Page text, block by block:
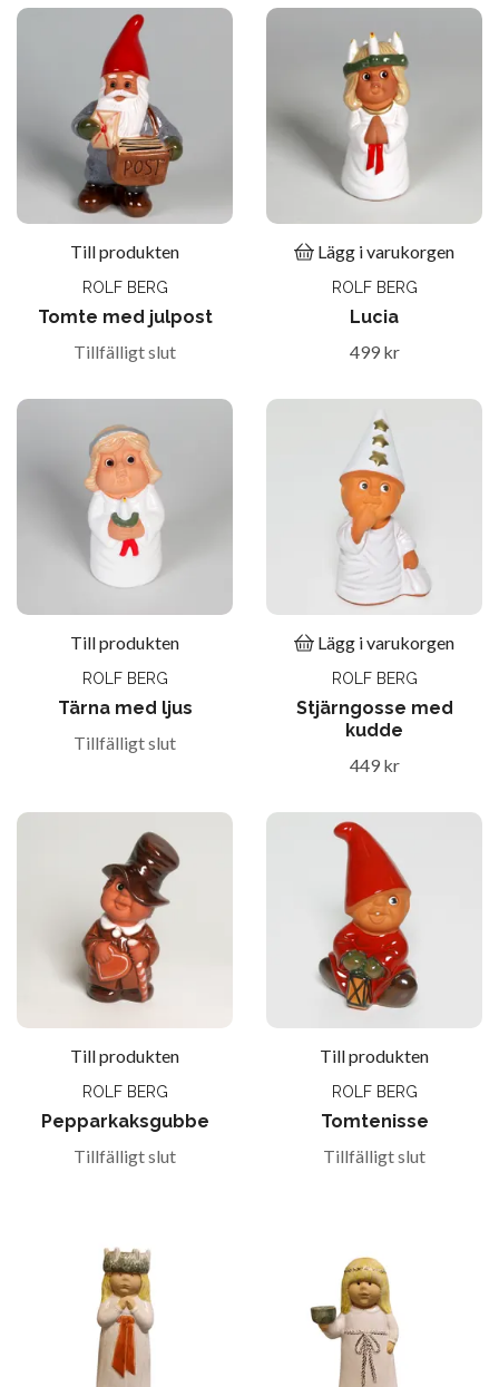
Till produkten
ROLF BERG
Tomte med julpost
Tillfälligt slut
Lägg i varukorgen
ROLF BERG
Lucia
499 kr
Till produkten
ROLF BERG
Tärna med ljus
Tillfälligt slut
Lägg i varukorgen
ROLF BERG
Stjärngosse med
kudde
449 kr
Till produkten
ROLF BERG
Pepparkaksgubbe
Tillfälligt slut
Till produkten
ROLF BERG
Tomtenisse
Tillfälligt slut